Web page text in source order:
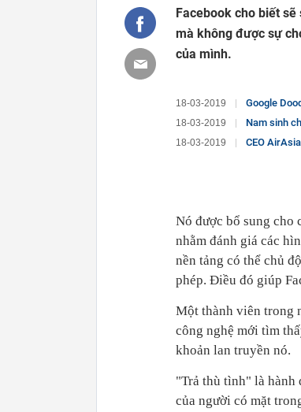
Facebook cho biết
mà không được sự
của mình.
18-03-2019 Google
18-03-2019 Nam sinh
18-03-2019 CEO
Nó được bổ sung cho
nhằm đánh giá các
nền tảng có thể chủ
phép. Điều đó giúp
Một thành viên trong
công nghệ mới tìm
khoản lan truyền nó.
"Trả thù tình" là hành
của người có mặt